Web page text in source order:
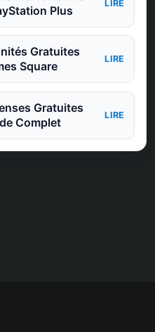
Plus
LIRE
Gratuites
Square
LIRE
Gratuites
Complet
LIRE